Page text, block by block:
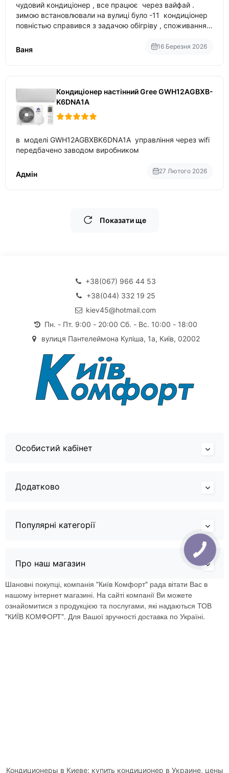
чудовий кондиціонер , все працює через вайфай .
зимою встановлювали на вулиці було -11 кондиціонер
повністью справився з задачою обігріву , споживання
температури
Ваня 16 Березня 2026
Кондиціонер настінний Gree GWH12AGBXB-
K6DNA1A
в моделі GWH12AGBXBK6DNA1A управління через wifi
передбачено заводом виробником
Адмін 27 Лютого 2026
Показати ще
+38(067) 966 44 53
+38(044) 332 19 25
kiev45@hotmail.com
Пн. - Пт. 9:00 - 20:00 Сб. - Вс. 10:00 - 18:00
вулиця Пантелеймона Куліша, 1а, Київ, 02002
Особистий кабінет
Додатково
Популярні категорії
Про наш магазин
Шановні покупці, компанія "Київ Комфорт" рада вітати Вас в
нашому інтернет магазині. На сайті компанії Ви можете
ознайомитися з продукцією та послугами, які надаються ТОВ
"КИЇВ КОМФОРТ". Для Вашої зручності доставка по Україні.
Кондиционеры в Киеве: купить кондиционер в Украине, цены